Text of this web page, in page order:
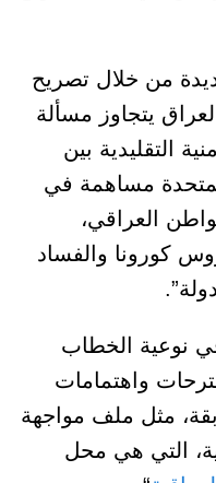
من خلال تصريح
يتجاوز مسألة
التقليدية بين
مساهمة في
العراقي،
كورونا والفساد
نوعية الخطاب
واهتمامات
مثل ملف مواجهة
التي هي محل